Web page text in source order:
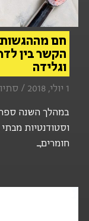
חם מההגשות
הקשר בין
וגלידה
1 יולי, 2018 / סתיו כהן
במהלך השנה
וסטודנטיות
חומרים,...